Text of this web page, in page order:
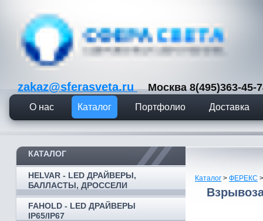
zakaz@sferasveta.ru Москва 8(495)363-
О нас Каталог Портфолио Доставка
КАТАЛОГ
HELVAR - LED ДРАЙВЕРЫ,
БАЛЛАСТЫ, ДРОССЕЛИ
FAHOLD - LED ДРАЙВЕРЫ
IP65/IP67
Каталог > ФЕРЕКС